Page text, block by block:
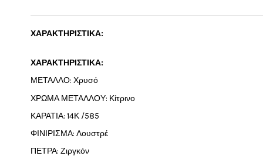
ΧΑΡΑΚΤΗΡΙΣΤΙΚΑ:
ΧΑΡΑΚΤΗΡΙΣΤΙΚΑ:
ΜΕΤΑΛΛΟ: Χρυσό
ΧΡΩΜΑ ΜΕΤΑΛΛΟΥ: Κίτρινο
ΚΑΡΑΤΙΑ: 14Κ /585
ΦΙΝΙΡΙΣΜΑ: Λουστρέ
ΠΕΤΡΑ: Ζιργκόν